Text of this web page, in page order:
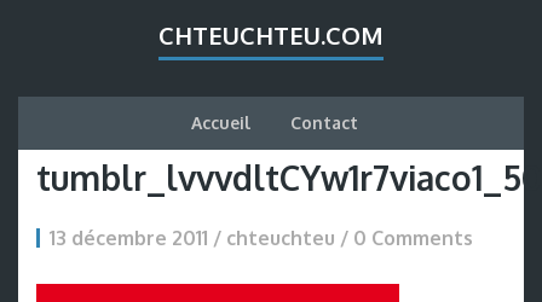
CHTEUCHTEU.COM
Accueil Contact
13 décembre 2011 / chteuchteu / 0 Comments